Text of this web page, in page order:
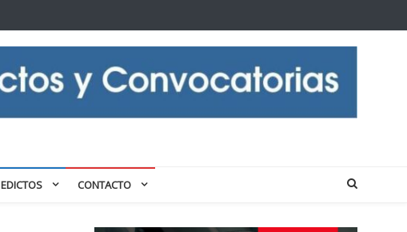
EDICTOS CONTACTO